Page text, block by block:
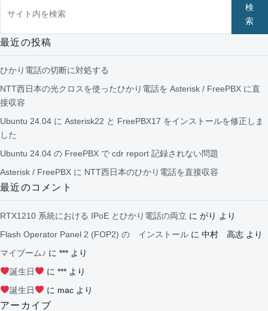
検
索
最近の投稿
ひかり電話の切断に対処する
NTT西日本の光クロスを使ったひかり電話を Asterisk / FreePBX に直
接収容
Ubuntu 24.04 に Asterisk22 と FreePBX17 をインストールを修正しま
した
Ubuntu 24.04 の FreePBX で cdr report 記録されない問題
Asterisk / FreePBX に NTT西日本のひかり電話を直接収容
最近のコメント
RTX1210 系統における IPoE とひかり電話の両立 に がり より
Flash Operator Panel 2 (FOP2) の インストール に 中村 高志 より
マイブーム♪ に *** より
誕生日
に ***より
誕生日
に macより
アーカイブ